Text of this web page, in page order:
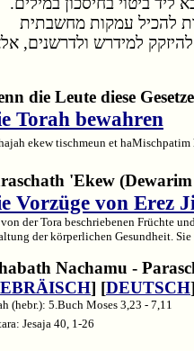
להכיל עמקות מחשבתית
להיזקק למידרש ולדרשנים,
die Leute diese
Torah bewahren
ekew tischmeun et haMischpatim
'Ekew
Vorzüge von Erez
der Tora beschriebenen Früchte
der körperlichen Gesundheit.
Nachamu -
] [DEUTSCH
(hebr.): 5.Buch Moses 3,23 - 7,11
Jesaja 40, 1-26